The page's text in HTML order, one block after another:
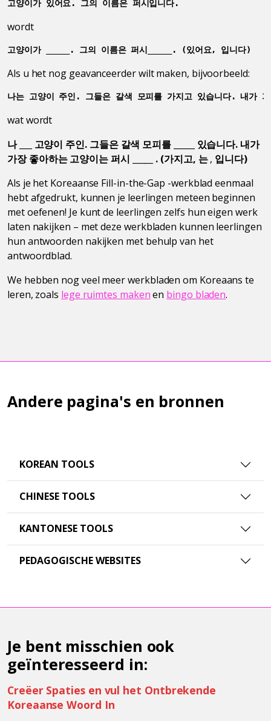
고양이가 있어요. 그의 이름은 퍼시입니다.
wordt
고양이가 _____. 그의 이름은 퍼시_____. (있어요, 입니다)
Als u het nog geavanceerder wilt maken, bijvoorbeeld:
나는 고양이 주인. 그들은 갈색 모피를 가지고 있습니다. 내가
wat wordt
나 ___ 고양이 주인. 그들은 갈색 모피를 _____ 있습니다. 내가
가장 좋아하는 고양이는 퍼시 _____ . (가지고, 는, 입니다)
Als je het Koreaanse Fill-in-the-Gap -werkblad eenmaal
hebt afgedrukt, kunnen je leerlingen meteen beginnen
met oefenen! Je kunt de leerlingen zelfs hun eigen werk
laten nakijken – met deze werkbladen kunnen leerlingen
hun antwoorden nakijken met behulp van het
antwoordblad.
We hebben nog veel meer werkbladen om Koreaans te
leren, zoals lege ruimtes makenen bingo bladen.
Andere pagina's en bronnen
KOREAN TOOLS
CHINESE TOOLS
KANTONESE TOOLS
PEDAGOGISCHE WEBSITES
Je bent misschien ook
geïnteresseerd in:
Creëer Spaties en vul het Ontbrekende
Koreaanse Woord In